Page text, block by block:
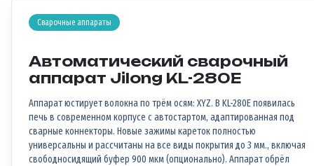
Сварочные аппараты
Автоматический сварочный
аппарат Jilong KL-280E
Аппарат юстирует волокна по трём осям: XYZ. В KL-280Е появилась
печь в современном корпусе с автостартом, адаптированная под
сварные коннекторы. Новые зажимы кареток полностью
универсальны и рассчитаны на все виды покрытия до 3 мм., включая
свободносидящий буфер 900 мкм (опционально). Аппарат обрёл